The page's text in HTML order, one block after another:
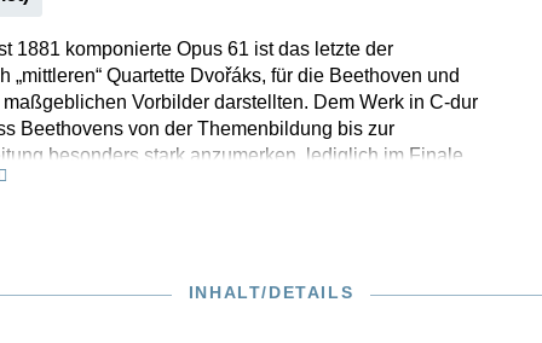
1881 komponierte Opus 61 ist das letzte der
„mittleren“ Quartette Dvořáks, für die Beethoven und
Vorbilder darstellten. Dem Werk in C-dur
Beethovens von der Themenbildung bis zur
besonders stark anzumerken, lediglich im Finale
üblicherweise so typische slawische Tonfall etwas
zurück. Diese verlässliche Urtext-Edition setzt die
INHALT/DETAILS